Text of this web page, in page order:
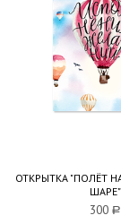
ОТКРЫТКА "ПОЛЁТ
ШАРЕ"
300 a